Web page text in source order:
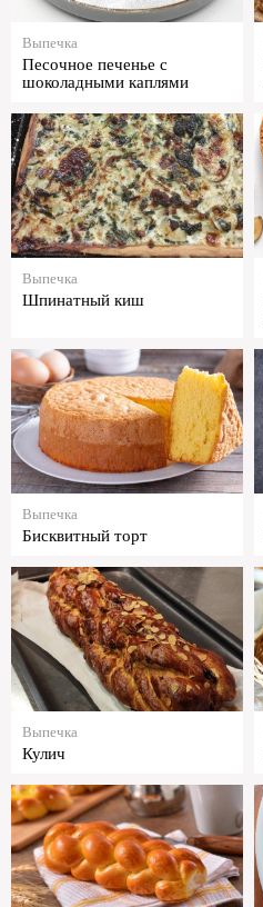
Выпечка
Песочное печенье с
шоколадными каплями
Выпечка
Шпинатный киш
Выпечка
Бисквитный торт
Выпечка
Кулич